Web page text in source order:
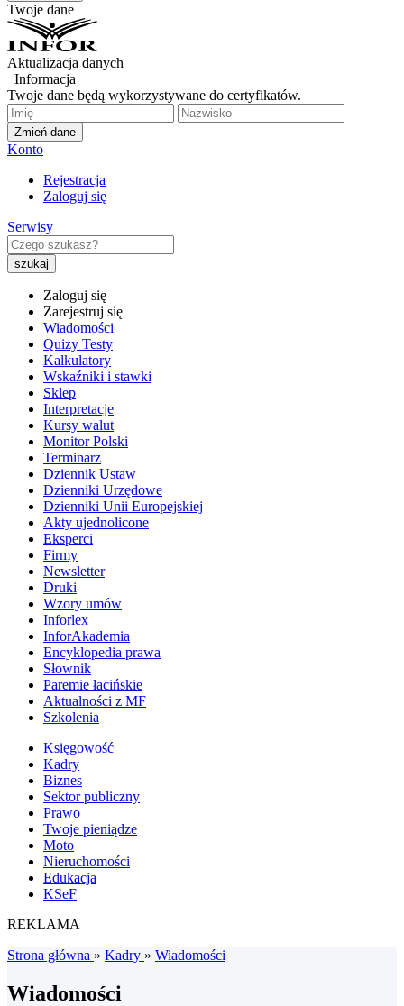
Twoje dane
Aktualizacja danych
Informacja
Twoje dane będą wykorzystywane do certyfikatów.
Zmień dane
Konto
Rejestracja
Zaloguj się
Serwisy
Zaloguj się
Zarejestruj się
Wiadomości
Quizy Testy
Kalkulatory
Wskaźniki i stawki
Sklep
Interpretacje
Kursy walut
Monitor Polski
Terminarz
Dziennik Ustaw
Dzienniki Urzędowe
Dzienniki Unii Europejskiej
Akty ujednolicone
Eksperci
Firmy
Newsletter
Druki
Wzory umów
Inforlex
InforAkademia
Encyklopedia prawa
Słownik
Paremie łacińskie
Aktualności z MF
Szkolenia
Księgowość
Kadry
Biznes
Sektor publiczny
Prawo
Twoje pieniądze
Moto
Nieruchomości
Edukacja
KSeF
REKLAMA
Strona główna » Kadry » Wiadomości
Wiadomości